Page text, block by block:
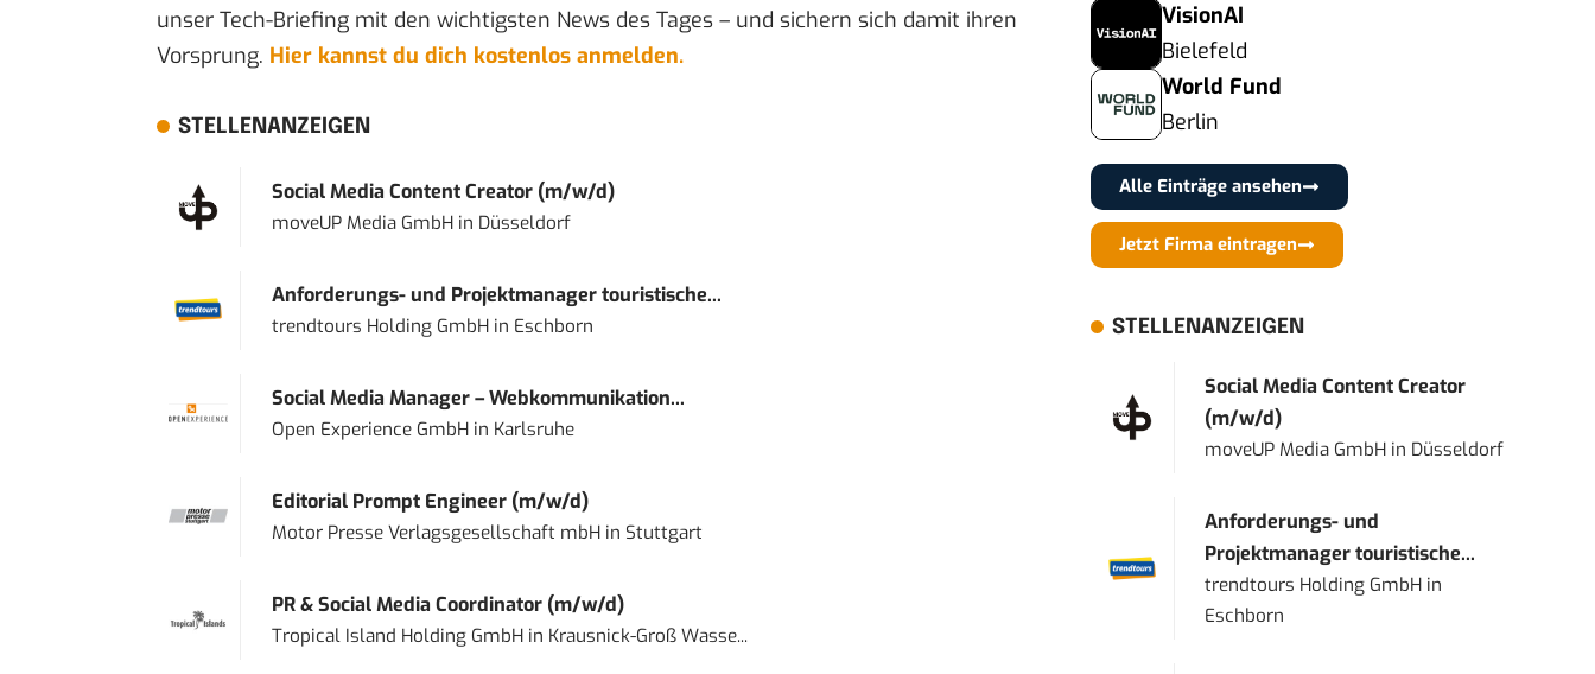
unser Tech-Briefing mit den wichtigsten News des Tages – und sichern sich damit ihren
Vorsprung. Hier kannst du dich kostenlos anmelden.
STELLENANZEIGEN
Social Media Content Creator (m/w/d)
moveUP Media GmbHin Düsseldorf
Anforderungs- und Projektmanager touristische...
trendtours Holding GmbHin Eschborn
Social Media Manager – Webkommunikation...
Open Experience GmbHin Karlsruhe
Editorial Prompt Engineer (m/w/d)
Motor Presse Verlagsgesellschaft mbHin Stuttgart
PR & Social Media Coordinator (m/w/d)
Tropical Island Holding GmbHin Krausnick-Groß Wasse...
VisionAI
Bielefeld
World Fund
Berlin
Alle Einträge ansehen
Jetzt Firma eintragen
STELLENANZEIGEN
Social Media Content Creator
(m/w/d)
moveUP Media GmbH in Düsseldorf
Anforderungs- und
Projektmanager touristische...
trendtours Holding GmbH in
Eschborn